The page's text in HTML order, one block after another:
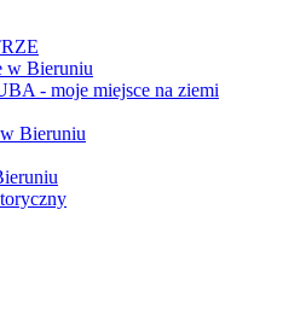
w Bieruniu
- moje miejsce na ziemi
Bieruniu